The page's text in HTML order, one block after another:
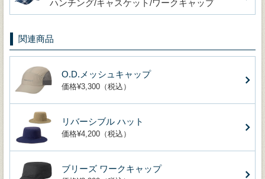
ハンチング/キャスケット/ワークキャップ
関連商品
O.D.メッシュキャップ
価格¥3,300（税込）
リバーシブル ハット
価格¥4,200（税込）
ブリーズ ワークキャップ